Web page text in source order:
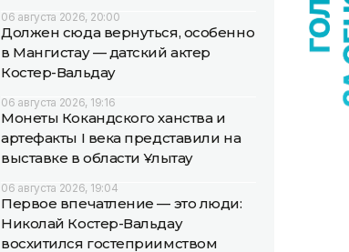
06 августа 2026, 20:00
Должен сюда вернуться, особенно
в Мангистау — датский актер
Костер-Вальдау
06 августа 2026, 19:16
Монеты Кокандского ханства и
артефакты I века представили на
выставке в области Ұлытау
06 августа 2026, 19:04
Первое впечатление — это люди:
Николай Костер-Вальдау
восхитился гостеприимством